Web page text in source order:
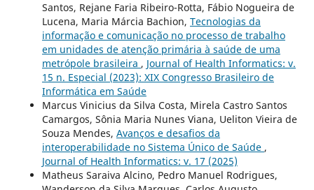
Santos, Rejane Faria Ribeiro-Rotta, Fábio Nogueira de
Lucena, Maria Márcia Bachion, Tecnologias da
informação e comunicação no processo de trabalho
em unidades de atenção primária à saúde de uma
metrópole brasileira , Journal of Health Informatics: v.
15 n. Especial (2023): XIX Congresso Brasileiro de
Informática em Saúde
Marcus Vinicius da Silva Costa, Mirela Castro Santos
Camargos, Sônia Maria Nunes Viana, Ueliton Vieira de
Souza Mendes, Avanços e desafios da
interoperabilidade no Sistema Único de Saúde ,
Journal of Health Informatics: v. 17 (2025)
Matheus Saraiva Alcino, Pedro Manuel Rodrigues,